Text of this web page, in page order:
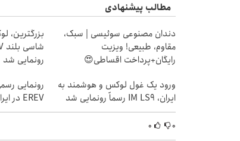
مطالب پیشنهادی
دندان مصنوعی سوئیسی | سبک،
مقاوم، طبیعی! ویزیت
رایگان+پرداخت اقساطی😍
بزرگترین،
رونمایی شد
ورود یک غول لوکس و هوشمند به
ایران، IM LS9 رسماً رونمایی شد
EREV در ایران
۰ ۰